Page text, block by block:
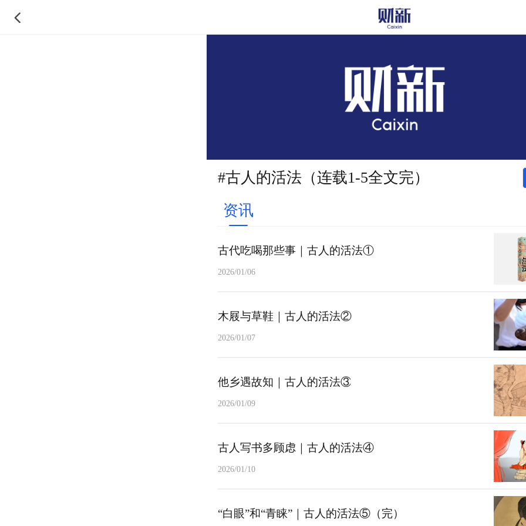
#古人的活法（连载1-5全文完）
资讯
古代吃喝那些事｜古人的活法①
2026/01/06
木屐与草鞋｜古人的活法②
2026/01/07
他乡遇故知｜古人的活法③
2026/01/09
古人写书多顾虑｜古人的活法④
2026/01/10
“白眼”和“青睐”｜古人的活法⑤（完）